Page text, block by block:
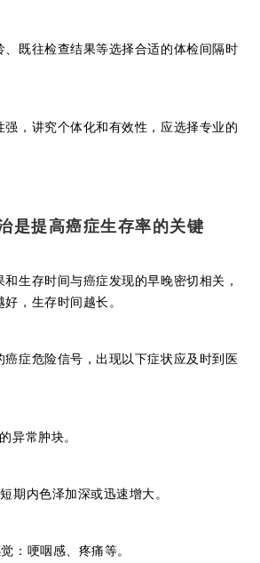
、既往检查结果等选择合适的体检间隔时
强，讲究个体化和有效性，应选择专业的
是提高癌症生存率的关键
和生存时间与癌症发现的早晚密切相关，
，生存时间越长。
癌症危险信号，出现以下症状应及时到医
异常肿块。
期内色泽加深或迅速增大。
：哽咽感、疼痛等。